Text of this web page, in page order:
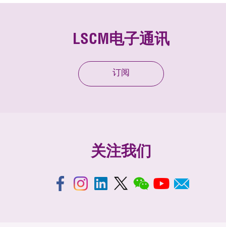
LSCM电子通讯
订阅
关注我们